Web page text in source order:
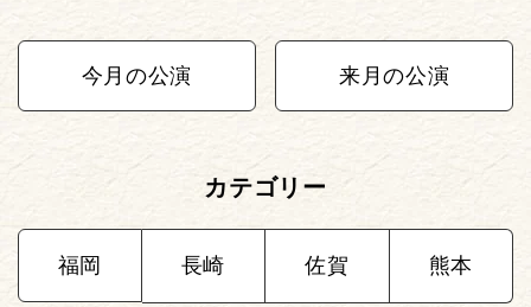
今月の公演 来月の公演
カテゴリー
福岡 長崎 佐賀 熊本